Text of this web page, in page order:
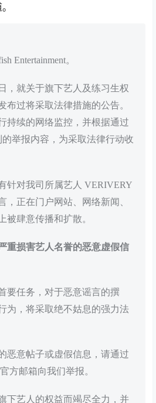
Entertainment。
，就关于旗下艺人及练习生权
布过将采取法律措施的公告。
持续的网络监控，并根据通过
的举报内容，为采取法律行动收
针对我司所属艺人 VERIVERY
，正在门户网站、网络新闻、
被肆意传播和扩散。
重损害艺人名誉的恶意虚假信
要任务，对于恶意谣言的撰
为，将采取绝不姑息的强力法
恶意帖子或虚假信息，请通过
方邮箱向我们举报。
下艺人的权益而竭尽全力，并